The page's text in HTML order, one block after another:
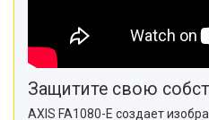
Защитите свою
AXIS FA1080-E создает